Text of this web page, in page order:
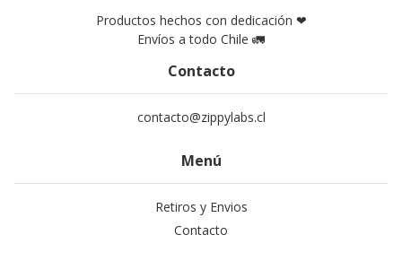
Productos hechos con dedicación ❤
Envíos a todo Chile 🚛
Contacto
contacto@zippylabs.cl
Menú
Retiros y Envios
Contacto